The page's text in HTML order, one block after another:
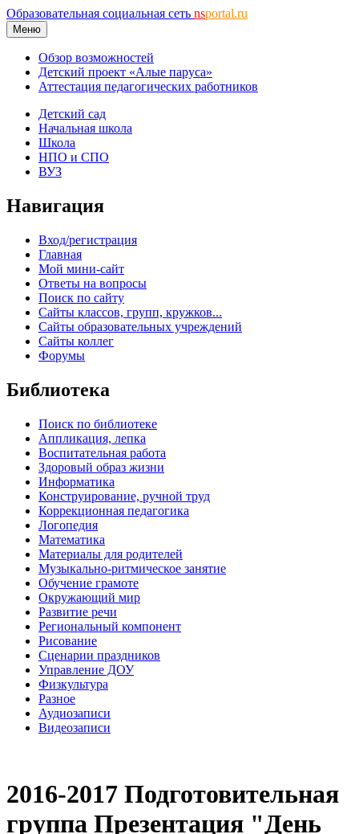
Образовательная социальная сеть nsportal.ru
Меню
Обзор возможностей
Детский проект «Алые паруса»
Аттестация педагогических работников
Детский сад
Начальная школа
Школа
НПО и СПО
ВУЗ
Навигация
Вход/регистрация
Главная
Мой мини-сайт
Ответы на вопросы
Поиск по сайту
Сайты классов, групп, кружков...
Сайты образовательных учреждений
Сайты коллег
Форумы
Библиотека
Поиск по библиотеке
Аппликация, лепка
Воспитательная работа
Здоровый образ жизни
Информатика
Конструирование, ручной труд
Коррекционная педагогика
Логопедия
Математика
Материалы для родителей
Музыкально-ритмическое занятие
Обучение грамоте
Окружающий мир
Развитие речи
Региональный компонент
Рисование
Сценарии праздников
Управление ДОУ
Физкультура
Разное
Аудиозаписи
Видеозаписи
2016-2017 Подготовительная
группа Презентация "День